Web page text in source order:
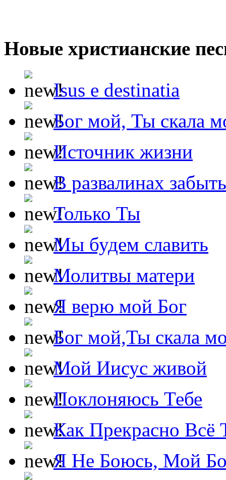
Новые христианские
Isus e destinatia
Бог мой, Ты скала
Источник жизни
В развалинах
Только Ты
Мы будем славить
Молитвы матери
Я верю мой Бог
Бог мой,Ты скала
Мой Иисус живой
Поклоняюсь Тебе
Как Прекрасно Всё
Я Не Боюсь, Мой